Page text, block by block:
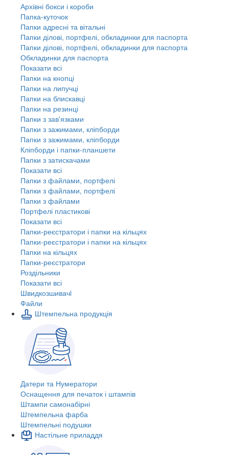
Архівні бокси і короби
Папка-куточок
Папки адресні та вітальні
Папки ділові, портфелі, обкладинки для паспорта
Папки ділові, портфелі, обкладинки для паспорта
Обкладинки для паспорта
Показати всі
Папки на кнопці
Папки на липучці
Папки на блискавці
Папки на резинці
Папки з зав'язками
Папки з зажимами, кліпборди
Папки з зажимами, кліпборди
Кліпборди і папки-планшети
Папки з затискачами
Показати всі
Папки з файлами, портфелі
Папки з файлами, портфелі
Папки з файлами
Портфелі пластикові
Показати всі
Папки-реєстратори і папки на кільцях
Папки-реєстратори і папки на кільцях
Папки на кільцях
Папки-реєстратори
Роздільники
Показати всі
Швидкозшивачi
Файли
Штемпельна продукція
Датери та Нумератори
Оснащення для печаток і штампів
Штампи самонабірні
Штемпельна фарба
Штемпельні подушки
Настільне приладдя